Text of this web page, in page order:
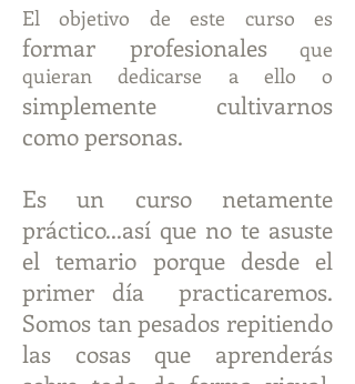
El objetivo de este curso es
formar profesionalesque
quieran dedicarse a ello o
simplemente cultivarnos
como personas.
Es un curso netamente
práctico...así que no te asuste
el temario porque desde el
primer día practicaremos.
Somos tan pesados repitiendo
las cosas que aprenderás